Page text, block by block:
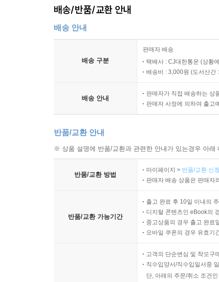
배송/반품/교환 안내
배송 안내
배송 구분
판매자 배송
택배사 : CJ대한통운 (상황
배송비 : 3,000원 (도서산간
배송 안내
판매자가 직접 배송하는 상
판매자 사정에 의하여 출고
반품/교환 안내
※ 상품 설명에 반품/교환과 관련한 안내가 있는경우 아
반품/교환 방법
마이페이지 > 반품/교환 신
판매자 배송 상품은 판매자
반품/교환 가능기간
출고 완료 후 10일 이내의
디지털 콘텐츠인 eBook의
중고상품의 경우 출고 완료
모바일 쿠폰의 경우 유효기
고객의 단순변심 및 착오구
직수입양서/직수입일서중
단, 아래의 주문/취소 조건